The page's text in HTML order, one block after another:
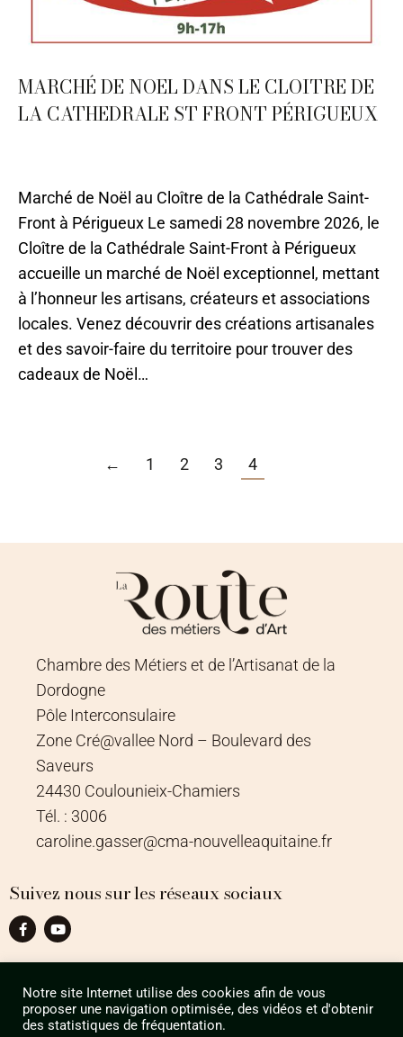
MARCHÉ DE NOEL DANS LE CLOITRE DE
LA CATHEDRALE ST FRONT PÉRIGUEUX
Marché de Noël au Cloître de la Cathédrale Saint-
Front à Périgueux Le samedi 28 novembre 2026, le
Cloître de la Cathédrale Saint-Front à Périgueux
accueille un marché de Noël exceptionnel, mettant
à l’honneur les artisans, créateurs et associations
locales. Venez découvrir des créations artisanales
et des savoir-faire du territoire pour trouver des
cadeaux de Noël…
← 1 2 3 4
Chambre des Métiers et de l’Artisanat de la
Dordogne
Pôle Interconsulaire
Zone Cré@vallee Nord – Boulevard des
Saveurs
24430 Coulounieix-Chamiers
Tél. : 3006
caroline.gasser@cma-nouvelleaquitaine.fr
Suivez nous sur les réseaux sociaux
design byAgence Design ILÔ Créatif / © Tous droits réservés CMA 24
Notre site Internet utilise des cookies afin de vous
proposer une navigation optimisée, des vidéos et d'obtenir
des statistiques de fréquentation.